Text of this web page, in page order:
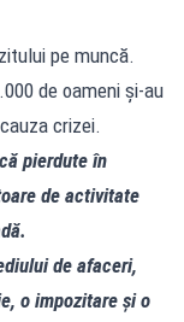
pe muncă.
de oameni și-au
crizei.
pierdute în
de activitate
de afaceri,
o impozitare și o